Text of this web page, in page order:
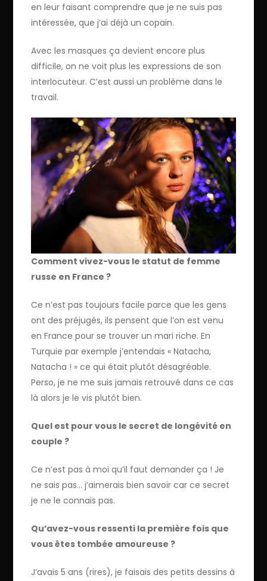
en leur faisant comprendre que je ne suis pas
intéressée, que j’ai déjà un copain.
Avec les masques ça devient encore plus
difficile, on ne voit plus les expressions de son
interlocuteur. C’est aussi un problème dans le
travail.
Comment vivez-vous le statut de femme
russe en France ?
Ce n’est pas toujours facile parce que les gens
ont des préjugés, ils pensent que l’on est venu
en France pour se trouver un mari riche. En
Turquie par exemple j’entendais « Natacha,
Natacha ! » ce qui était plutôt désagréable.
Perso, je ne me suis jamais retrouvé dans ce cas
là alors je le vis plutôt bien.
Quel est pour vous le secret de longévité en
couple ?
Ce n’est pas à moi qu’il faut demander ça ! Je
ne sais pas… j’aimerais bien savoir car ce secret
je ne le connais pas.
Qu’avez-vous ressenti la première fois que
vous êtes tombée amoureuse ?
J’avais 5 ans (rires), je faisais des petits dessins à